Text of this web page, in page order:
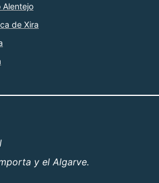
Alentejo
de Xira
y el Algarve.